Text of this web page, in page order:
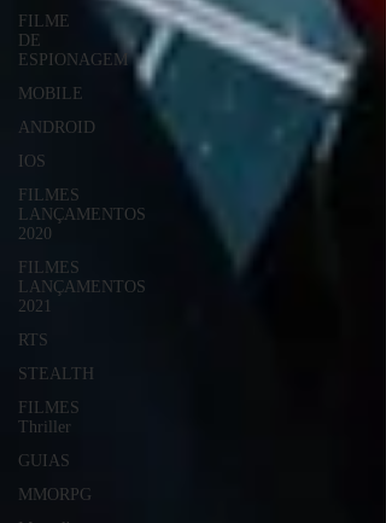
FILME
DE
ESPIONAGEM
MOBILE
ANDROID
IOS
FILMES
LANÇAMENTOS
2020
FILMES
LANÇAMENTOS
2021
RTS
STEALTH
FILMES
Thriller
GUIAS
MMORPG